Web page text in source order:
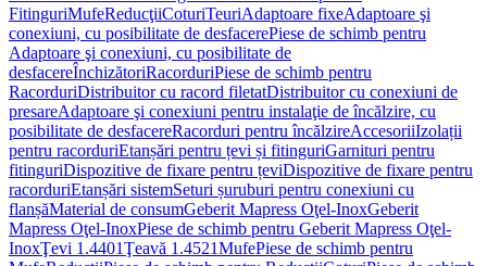
FitinguriMufeReducţiiCoturiTeuriAdaptoare fixeAdaptoare şi
conexiuni, cu posibilitate de desfacerePiese de schimb pentru
Adaptoare şi conexiuni, cu posibilitate de
desfacereÎnchizătoriRacorduriPiese de schimb pentru
RacorduriDistribuitor cu racord filetatDistribuitor cu conexiuni de
presareAdaptoare şi conexiuni pentru instalaţie de încălzire, cu
posibilitate de desfacereRacorduri pentru încălzireAccesoriiIzolații
pentru racorduriEtanșări pentru țevi și fitinguriGarnituri pentru
fitinguriDispozitive de fixare pentru țeviDispozitive de fixare pentru
racorduriEtanșări sistemSeturi șuruburi pentru conexiuni cu
flanșăMaterial de consumGeberit Mapress Oţel-InoxGeberit
Mapress Oţel-InoxPiese de schimb pentru Geberit Mapress Oţel-
InoxŢevi 1.4401Ţeavă 1.4521MufePiese de schimb pentru